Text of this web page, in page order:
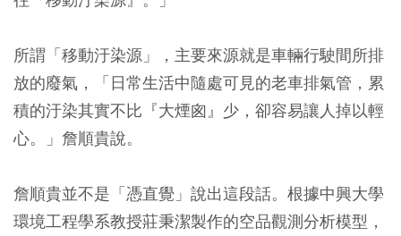
所謂「移動汙染源」，主要來源就是車輛行駛間所排
放的廢氣，「日常生活中隨處可見的老車排氣管，累
積的汙染其實不比『大煙囪』少，卻容易讓人掉以輕
心。」詹順貴說。
詹順貴並不是「憑直覺」說出這段話。根據中興大學
環境工程學系教授莊秉潔製作的空品觀測分析模型，